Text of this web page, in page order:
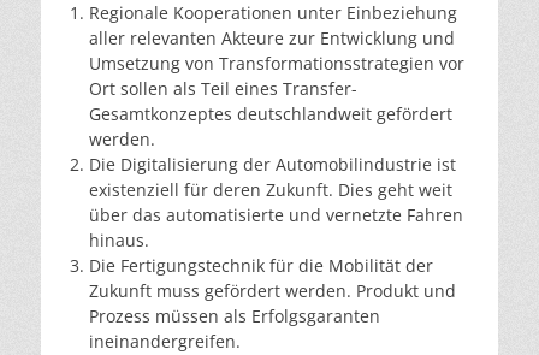
Regionale Kooperationen unter Einbeziehung
aller relevanten Akteure zur Entwicklung und
Umsetzung von Transformationsstrategien vor
Ort sollen als Teil eines Transfer-
Gesamtkonzeptes deutschlandweit gefördert
werden.
Die Digitalisierung der Automobilindustrie ist
existenziell für deren Zukunft. Dies geht weit
über das automatisierte und vernetzte Fahren
hinaus.
Die Fertigungstechnik für die Mobilität der
Zukunft muss gefördert werden. Produkt und
Prozess müssen als Erfolgsgaranten
ineinandergreifen.